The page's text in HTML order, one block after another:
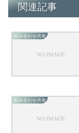
関連記事
組み合わせ共有
組み合わせ共有